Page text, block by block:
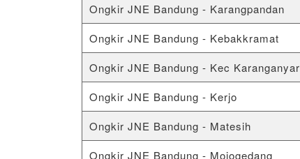
Ongkir JNE Bandung - Karangpandan
Ongkir JNE Bandung - Kebakkramat
Ongkir JNE Bandung - Kec Karanganyar
Ongkir JNE Bandung - Kerjo
Ongkir JNE Bandung - Matesih
Ongkir JNE Bandung - Mojogedang